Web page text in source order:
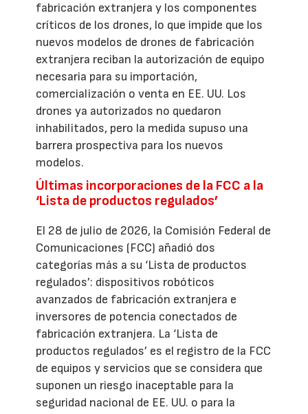
fabricación extranjera y los componentes
críticos de los drones, lo que impide que los
nuevos modelos de drones de fabricación
extranjera reciban la autorización de equipo
necesaria para su importación,
comercialización o venta en EE. UU. Los
drones ya autorizados no quedaron
inhabilitados, pero la medida supuso una
barrera prospectiva para los nuevos
modelos.
Últimas incorporaciones de la FCC a la
‘Lista de productos regulados’
El 28 de julio de 2026, la Comisión Federal de
Comunicaciones (FCC) añadió dos
categorías más a su ‘Lista de productos
regulados’: dispositivos robóticos
avanzados de fabricación extranjera e
inversores de potencia conectados de
fabricación extranjera. La ‘Lista de
productos regulados’ es el registro de la FCC
de equipos y servicios que se considera que
suponen un riesgo inaceptable para la
seguridad nacional de EE. UU. o para la